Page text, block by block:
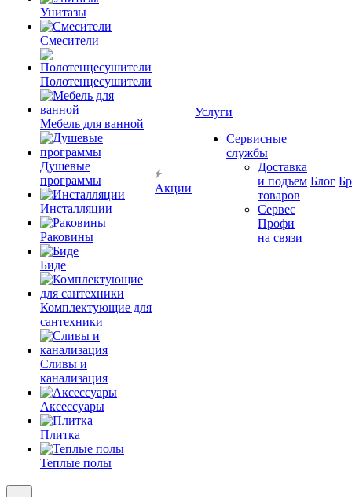
Унитазы
Смесители
Полотенцесушители
Мебель для ванной
Душевые
программы
Инсталляции
Раковины
Биде
Комплектующие для
сантехники
Сливы и
канализация
Аксессуары
Плитка
Теплые полы
Акции
Услуги
Сервисные
службы
Доставка
и подъем
товаров
Сервес
Профи
на связи
Блог